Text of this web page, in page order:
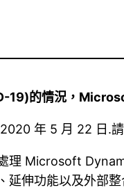
19)的情況，
年 5 月 22 日.
理 Microsoft
延伸功能以及外部